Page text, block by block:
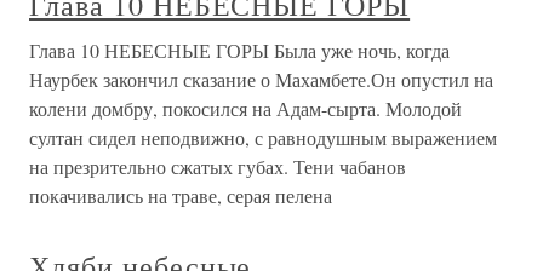
Глава 10 НЕБЕСНЫЕ ГОРЫ Была уже ночь, когда
Наурбек закончил сказание о Махамбете.Он опустил на
колени домбру, покосился на Адам-сырта. Молодой
султан сидел неподвижно, с равнодушным выражением
на презрительно сжатых губах. Тени чабанов
покачивались на траве, серая пелена